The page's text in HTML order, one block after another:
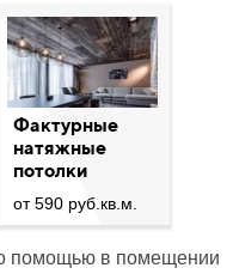
Фактурные
натяжные
потолки
от 590 руб.кв.м.
помощью в помещении